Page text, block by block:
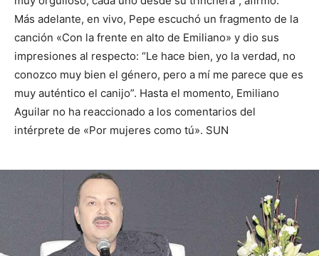
Más adelante, en vivo, Pepe escuchó un fragmento de la
canción «Con la frente en alto de Emiliano» y dio sus
impresiones al respecto: “Le hace bien, yo la verdad, no
conozco muy bien el género, pero a mí me parece que es
muy auténtico el canijo”. Hasta el momento, Emiliano
Aguilar no ha reaccionado a los comentarios del
intérprete de «Por mujeres como tú». SUN